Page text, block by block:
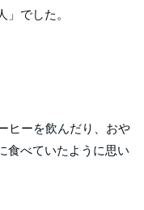
でした。
ヒーを飲んだり、おや
食べていたように思い